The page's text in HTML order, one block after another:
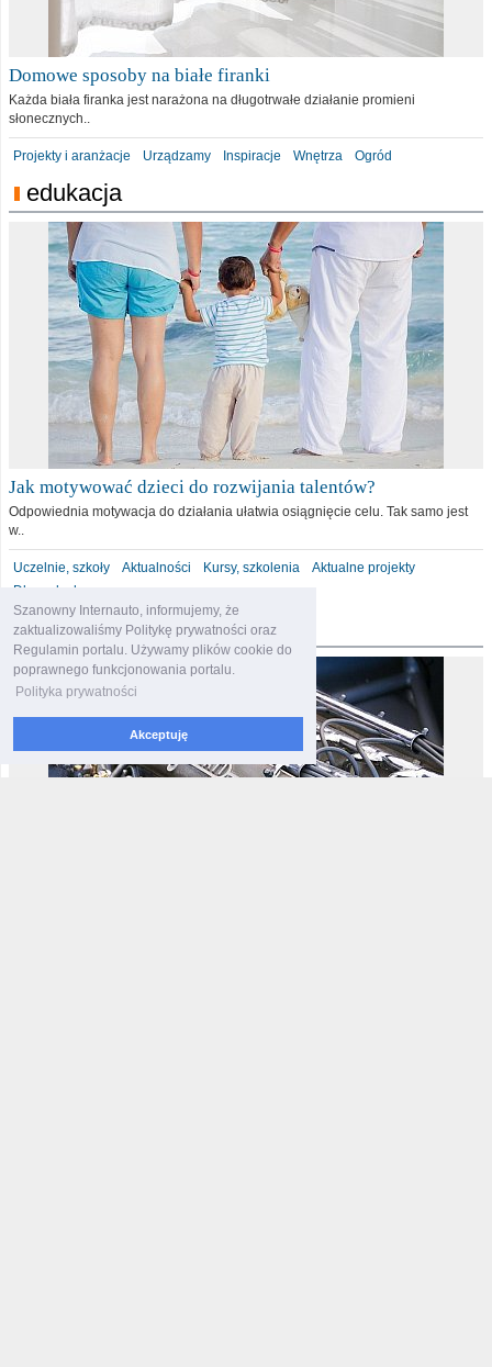
Szanowny Internauto, informujemy, że
zaktualizowaliśmy Politykę prywatności oraz
Regulamin portalu. Używamy plików cookie do
poprawnego funkcjonowania portalu.
Polityka prywatności
Akceptuję
Domowe sposoby na białe firanki
Każda biała firanka jest narażona na długotrwałe działanie promieni
słonecznych..
Projekty i aranżacje Urządzamy Inspiracje Wnętrza Ogród
edukacja
Jak motywować dzieci do rozwijania talentów?
Odpowiednia motywacja do działania ułatwia osiągnięcie celu. Tak samo jest
w..
Uczelnie, szkoły Aktualności Kursy, szkolenia
Aktualne projekty
Dla malucha
motoryzacja